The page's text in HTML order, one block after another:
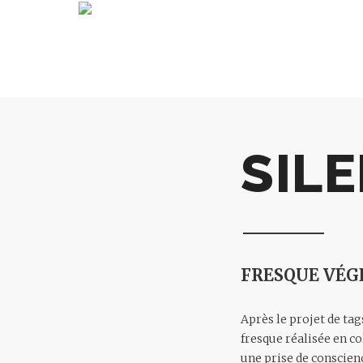
FRESQUE
Après le projet de
fresque réalisée en
une prise de